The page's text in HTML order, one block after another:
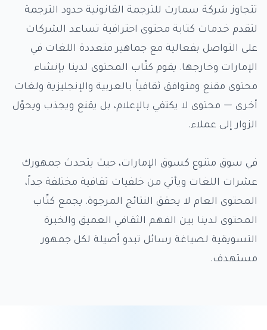
تتجاوز شركة سمارت للترجمة القانونية حدود الترجمة
لتقدم خدمات كتابة محتوى احترافية تساعد الشركات
على التواصل بفعالية مع جماهير متعددة اللغات في
الإمارات وخارجها. يقوم كتّاب المحتوى لدينا بإنشاء
محتوى مقنع ومتوافق ثقافياً بالعربية والإنجليزية ولغات
أخرى — محتوى لا يكتفي بالإعلام، بل يقنع ويجذب ويحوّل
الزوار إلى عملاء.
في سوق متنوع كسوق الإمارات، حيث يتحدث جمهورك
عشرات اللغات ويأتي من خلفيات ثقافية مختلفة جداً،
المحتوى العام لا يحقق النتائج المرجوة. يجمع كتّاب
المحتوى لدينا بين الفهم الثقافي العميق والخبرة
التسويقية لصياغة رسائل تبدو أصيلة لكل جمهور
مستهدف.